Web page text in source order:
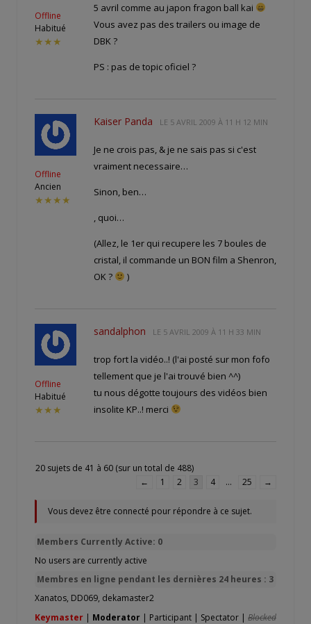
Offline
Habitué
★★★
5 avril comme au japon fragon ball kai
Vous avez pas des trailers ou image de
DBK ?
PS : pas de topic oficiel ?
Offline
Ancien
★★★★
Kaiser Panda LE 5 AVRIL 2009 À 11 H 12 MIN
Je ne crois pas, & je ne sais pas si c'est
vraiment necessaire…
Sinon, ben…
, quoi…
(Allez, le 1er qui recupere les 7 boules de
cristal, il commande un BON film a Shenron,
OK ?
)
Offline
Habitué
★★★
sandalphon LE 5 AVRIL 2009 À 11 H 33 MIN
trop fort la vidéo..! (l'ai posté sur mon fofo
tellement que je l'ai trouvé bien ^^)
tu nous dégotte toujours des vidéos bien
insolite KP..! merci
20 sujets de 41 à 60 (sur un total de 488)
←
1 2 3 4 … 25 →
Vous devez être connecté pour répondre à ce sujet.
Members Currently Active: 0
No users are currently active
Membres en ligne pendant les dernières 24 heures : 3
Xanatos, DD069, dekamaster2
Keymaster | Moderator | Participant | Spectator | Blocked